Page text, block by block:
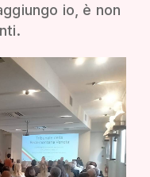
io, è non